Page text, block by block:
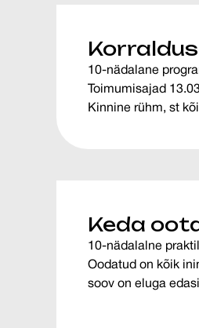
10-nädalane
Toimumisajad
Kinnine rühm, st
Keda
10-nädalalne
Oodatud on kõik
soov on eluga